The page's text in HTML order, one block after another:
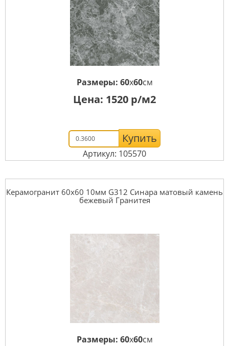
Размеры: 60x60см
Цена: 1520 р/м2
Купить
Артикул: 105570
Керамогранит 60x60 10мм G312 Синара матовый камень
бежевый Гранитея
Размеры: 60x60см